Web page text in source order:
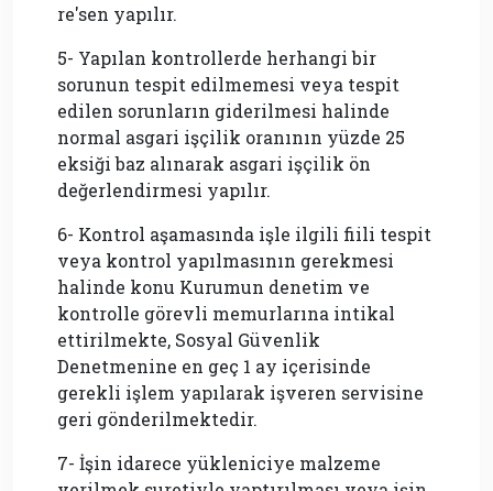
re'sen yapılır.
5- Yapılan kontrollerde herhangi bir
sorunun tespit edilmemesi veya tespit
edilen sorunların giderilmesi halinde
normal asgari işçilik oranının yüzde 25
eksiği baz alınarak asgari işçilik ön
değerlendirmesi yapılır.
6- Kontrol aşamasında işle ilgili fiili tespit
veya kontrol yapılmasının gerekmesi
halinde konu Kurumun denetim ve
kontrolle görevli memurlarına intikal
ettirilmekte, Sosyal Güvenlik
Denetmenine en geç 1 ay içerisinde
gerekli işlem yapılarak işveren servisine
geri gönderilmektedir.
7- İşin idarece yükleniciye malzeme